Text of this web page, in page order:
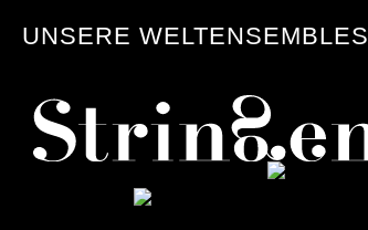
UNSERE WELTENSEMBLES